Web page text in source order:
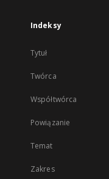
Indeksy
Tytuł
Twórca
Współtwórca
Powiązanie
Temat
Zakres